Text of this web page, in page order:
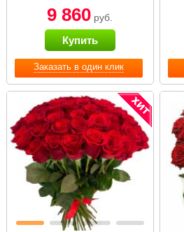
Заказать в один клик
9 860 руб.
Купить